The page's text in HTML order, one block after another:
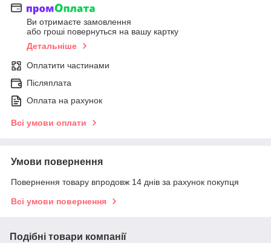
Ви отримаєте замовлення
або гроші повернуться на вашу картку
Детальніше
Оплатити частинами
Післяплата
Оплата на рахунок
Всі умови оплати
Умови повернення
Повернення товару впродовж 14 днів за рахунок покупця
Всі умови повернення
Подібні товари компанії